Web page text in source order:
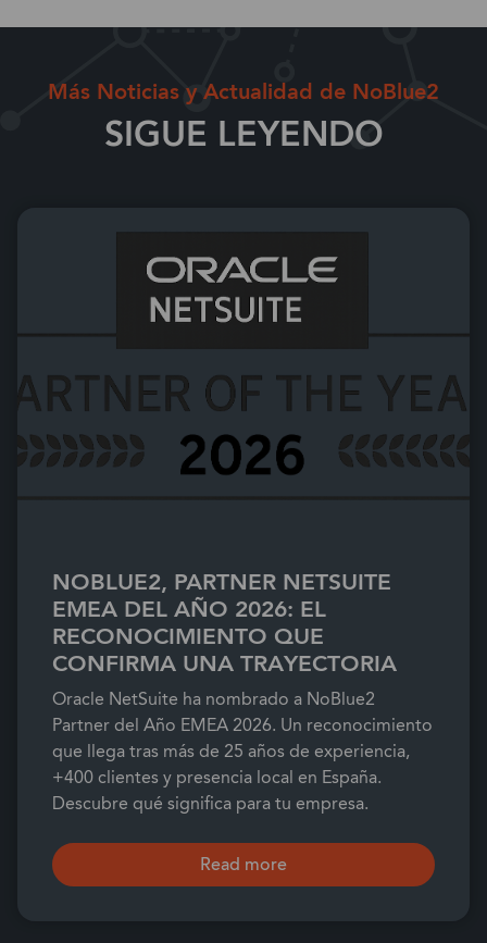
Más Noticias y Actualidad de NoBlue2
SIGUE LEYENDO
NOBLUE2, PARTNER NETSUITE
EMEA DEL AÑO 2026: EL
RECONOCIMIENTO QUE
CONFIRMA UNA TRAYECTORIA
Oracle NetSuite ha nombrado a NoBlue2
Partner del Año EMEA 2026. Un reconocimiento
que llega tras más de 25 años de experiencia,
+400 clientes y presencia local en España.
Descubre qué significa para tu empresa.
Read more